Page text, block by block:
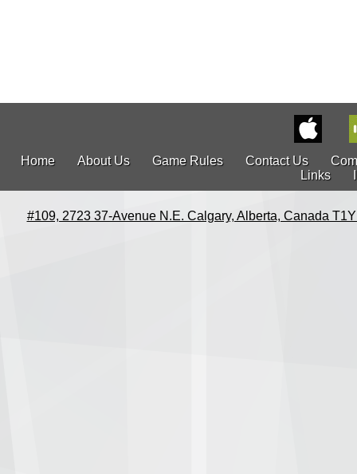
Home About Us Game Rules Contact Us
Links
#109, 2723 37-Avenue N.E. Calgary, Alberta, Canada